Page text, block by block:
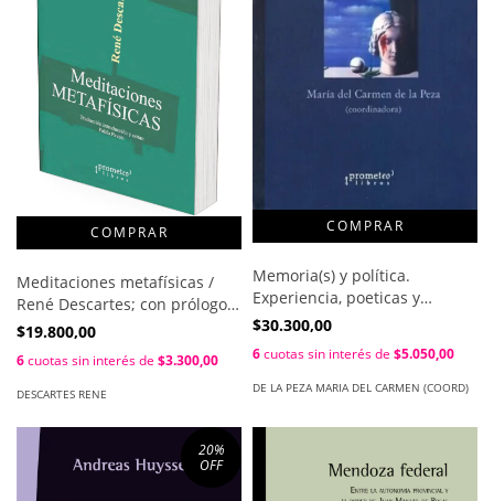
Meditaciones metafísicas /
René Descartes; con prólogo
de Pablo E. Pavesi
$19.800,00
6cuotas sin interés de $3.300,00
DESCARTES RENE
Memoria(s) y política.
Experiencia, poeticas y
construcciones de nación /
(coord)
$30.300,00
6cuotas sin interés de $5.050,00
DE LA PEZA MARIA DEL CARMEN (COORD)
20%
OFF